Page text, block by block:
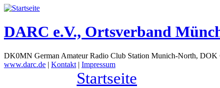
DARC e.V., Ortsverband
DK0MN German Amateur Radio Club Station Munich-North,
www.darc.de | Kontakt | Impressum
Startseite